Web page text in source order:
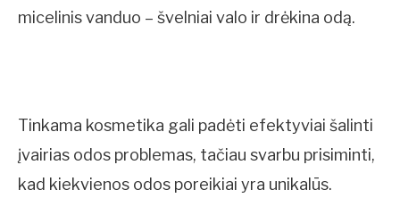
micelinis vanduo – švelniai valo ir drėkina odą.
Tinkama kosmetika gali padėti efektyviai šalinti
įvairias odos problemas, tačiau svarbu prisiminti,
kad kiekvienos odos poreikiai yra unikalūs.